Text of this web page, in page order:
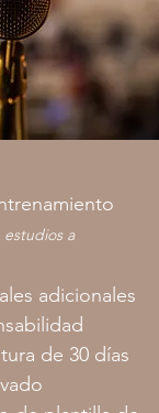
a
adicionales
de 30 días